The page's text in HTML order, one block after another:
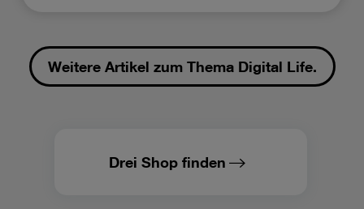
Weitere Artikel zum Thema Digital Life.
Drei Shop finden